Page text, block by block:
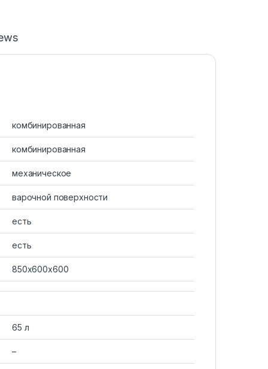
комбинированная
комбинированная
механическое
варочной поверхности
есть
есть
850х600х600
65 л
–